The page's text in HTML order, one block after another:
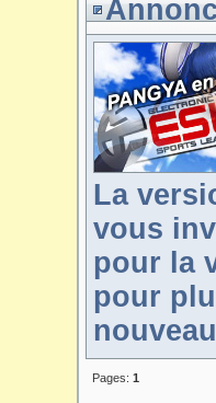
La
vous
pour la
pour
Pages: 1